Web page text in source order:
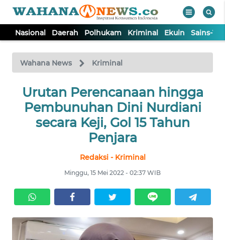
Nasional Daerah Polhukam Kriminal Ekuin Sains-
Wahana News Kriminal
Urutan Perencanaan hingga
Pembunuhan Dini Nurdiani
secara Keji, Gol 15 Tahun
Penjara
Redaksi - Kriminal
Minggu, 15 Mei 2022 - 02:37 WIB
TV
Tutup
NASIONAL
DAERAH
EKUIN
SAINS-TEKNO